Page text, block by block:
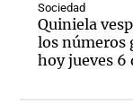
Sociedad
Quiniela
los números
hoy jueves 6